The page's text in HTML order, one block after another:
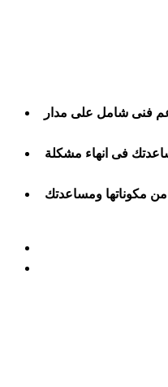
فنى شامل على مدار
فى انهاء مشكلة
مكوناتها ومساعدتك